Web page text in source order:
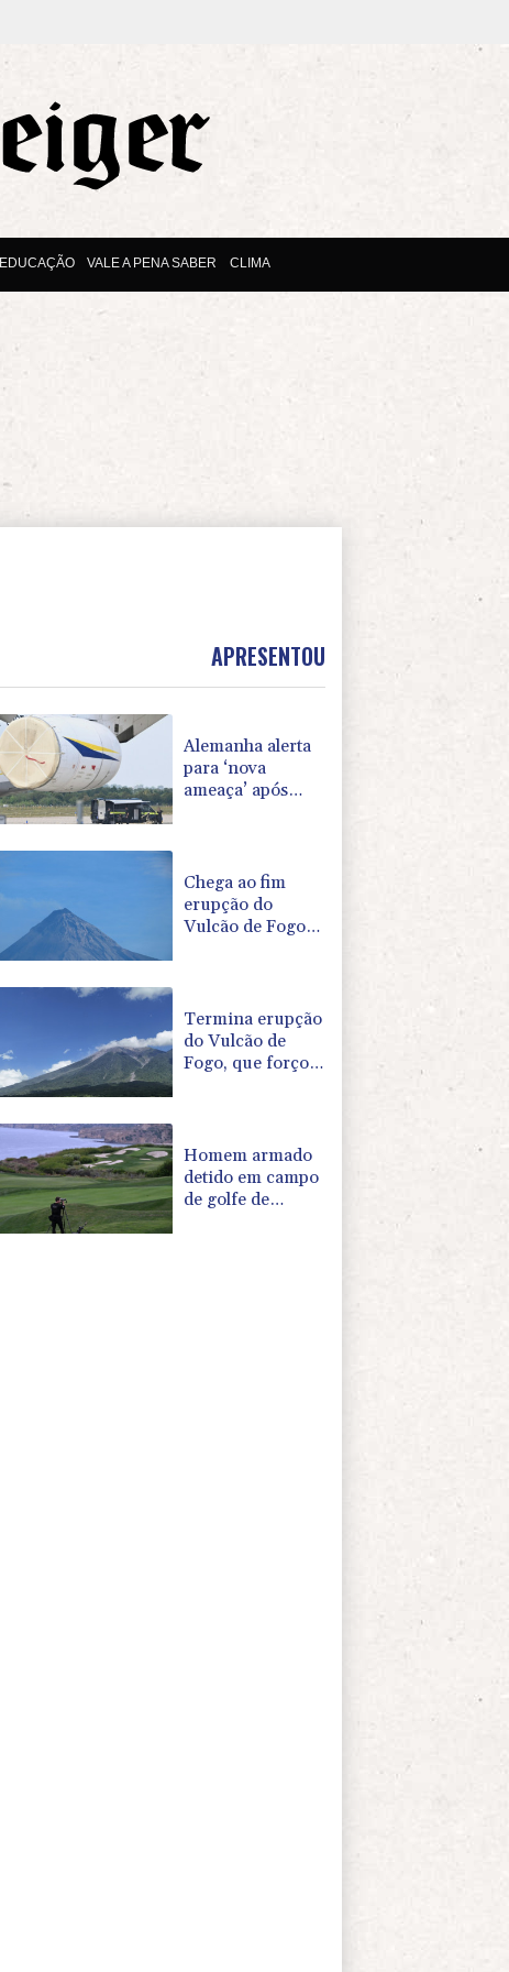
EDUCAÇÃO VALE A PENA SABER CLIMA
APRESENTOU
Alemanha alerta
para ‘nova
ameaça’ após
Ucrânia
Chega ao fim
erupção do
Vulcão de Fogo
Termina erupção
do Vulcão de
Fogo, que forçou
Homem armado
detido em campo
de golfe de